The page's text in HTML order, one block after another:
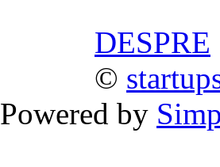
DESPRE
©
Powered by